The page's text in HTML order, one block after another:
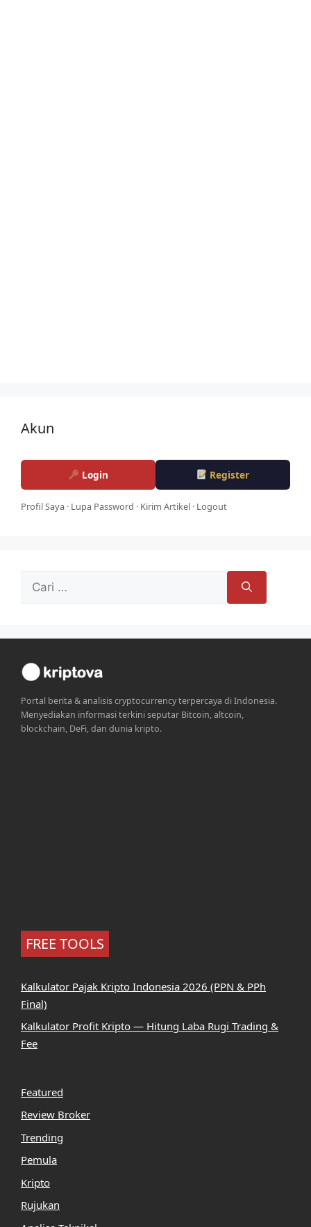
Akun
Login Register
Profil Saya · Lupa Password · Kirim Artikel · Logout
untuk:
Portal berita & analisis cryptocurrency terpercaya di Indonesia.
Menyediakan informasi terkini seputar Bitcoin, altcoin,
blockchain, DeFi, dan dunia kripto.
FREE TOOLS
Kalkulator Pajak Kripto Indonesia 2026 (PPN & PPh
Final)
Kalkulator Profit Kripto — Hitung Laba Rugi Trading &
Fee
Featured
Review Broker
Trending
Pemula
Kripto
Rujukan